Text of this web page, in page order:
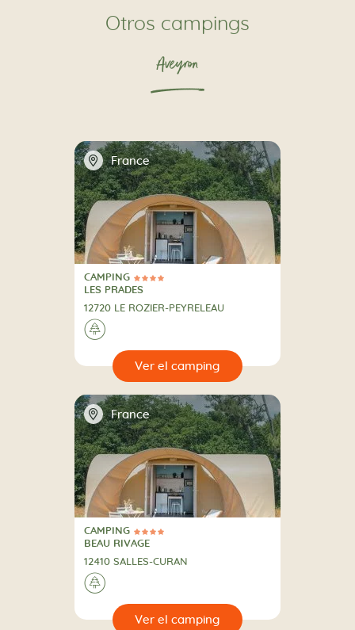
Otros campings
Aveyron
📍 France
4 Estrellas
CAMPING
CAMPING
LES PRADES
12720 LE ROZIER-PEYRELEAU
🌲
📍 France
4 Estrellas
CAMPING
CAMPING
BEAU RIVAGE
12410 SALLES-CURAN
🌲